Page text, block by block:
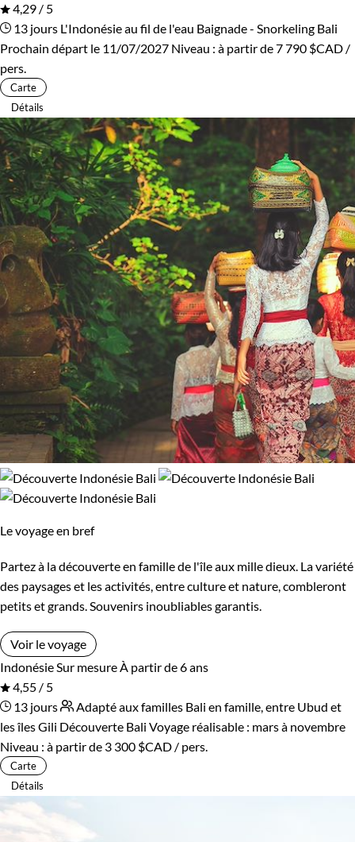
4,29 / 5
13 jours L'Indonésie au fil de l'eau Baignade - Snorkeling Bali
Prochain départ le 11/07/2027 Niveau : à partir de7 790 $CAD /
pers.
Carte
Détails
Le voyage en bref
Partez à la découverte en famille de l'île aux mille dieux. La variété
des paysages et les activités, entre culture et nature, combleront
petits et grands. Souvenirs inoubliables garantis.
Voir le voyage
Indonésie Sur mesure À partir de 6 ans
4,55 / 5
13 jours
Adapté aux familles Bali en famille, entre Ubud et
les îles Gili Découverte Bali Voyage réalisable : mars à novembre
Niveau : à partir de 3 300 $CAD / pers.
Carte
Détails